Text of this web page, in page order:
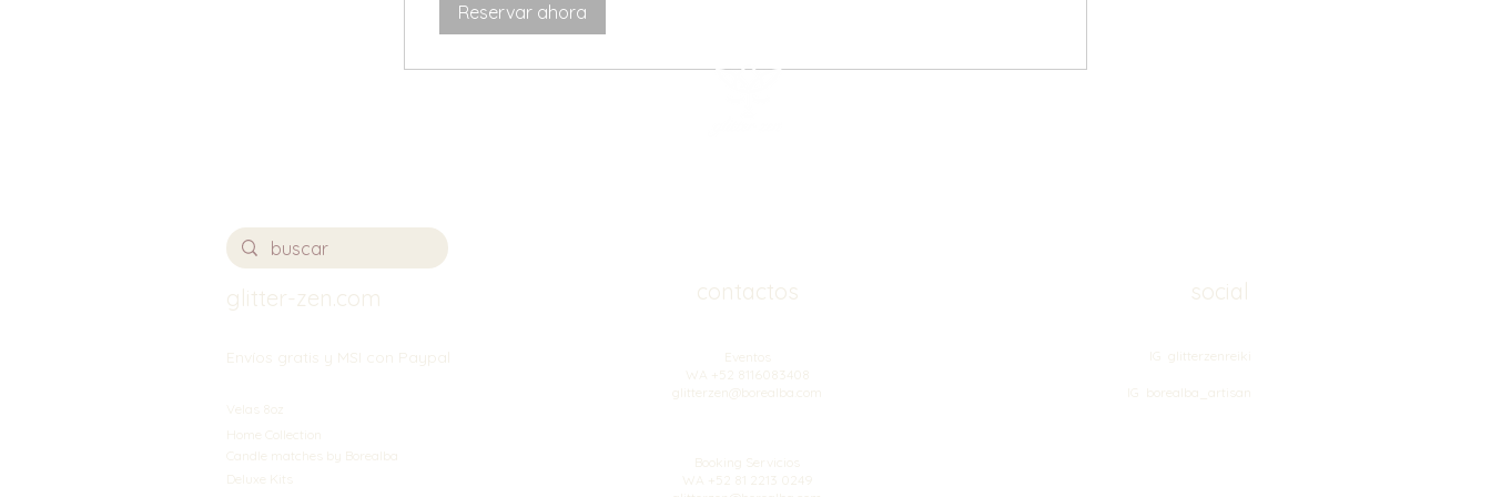
Reservar ahora
glitter-zen.com
Envíos gratis y MSI con Paypal
Velas 8oz
contactos
Eventos
WA +52 8116083408
glitterzen@borealba.com
social
IG glitterzenreiki
IG borealba_artisan
Home Collection
Candle matches by Borealba
Deluxe Kits
Booking Servicios
WA +52 81 2213 0249